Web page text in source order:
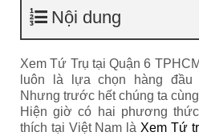
Nội dung
Xem Tứ Trụ tại Quận 6
luôn là lựa chọn hàng đầu
Nhưng trước hết chúng ta
Hiện giờ có hai phương
thích tại Việt Nam là Xem Tứ